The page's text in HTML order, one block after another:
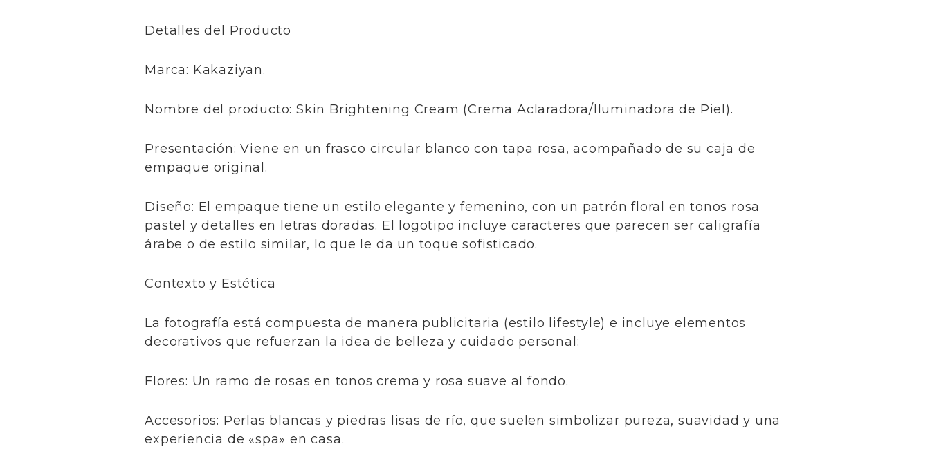
​Detalles del Producto
​Marca: Kakaziyan.
​Nombre del producto: Skin Brightening Cream (Crema Aclaradora/Iluminadora de Piel).
​Presentación: Viene en un frasco circular blanco con tapa rosa, acompañado de su caja de
empaque original.
​Diseño: El empaque tiene un estilo elegante y femenino, con un patrón floral en tonos rosa
pastel y detalles en letras doradas. El logotipo incluye caracteres que parecen ser caligrafía
árabe o de estilo similar, lo que le da un toque sofisticado.
​Contexto y Estética
​La fotografía está compuesta de manera publicitaria (estilo lifestyle) e incluye elementos
decorativos que refuerzan la idea de belleza y cuidado personal:
​Flores: Un ramo de rosas en tonos crema y rosa suave al fondo.
​Accesorios: Perlas blancas y piedras lisas de río, que suelen simbolizar pureza, suavidad y una
experiencia de «spa» en casa.